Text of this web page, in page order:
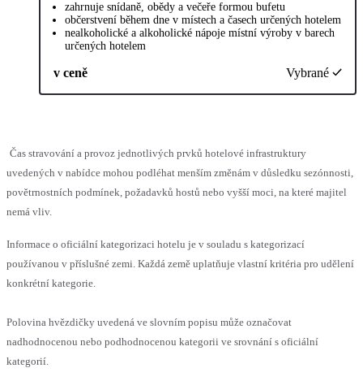
zahrnuje snídaně, obědy a večeře formou bufetu
občerstvení během dne v místech a časech určených hotelem
nealkoholické a alkoholické nápoje místní výroby v barech
určených hotelem
v ceně Vybrané
Čas stravování a provoz jednotlivých prvků hotelové infrastruktury
uvedených v nabídce mohou podléhat menším změnám v důsledku sezónnosti,
povětrnostních podmínek, požadavků hostů nebo vyšší moci, na které majitel
nemá vliv.
Informace o oficiální kategorizaci hotelu je v souladu s kategorizací
používanou v příslušné zemi. Každá země uplatňuje vlastní kritéria pro udělení
konkrétní kategorie.
Polovina hvězdičky uvedená ve slovním popisu může označovat
nadhodnocenou nebo podhodnocenou kategorii ve srovnání s oficiální
kategorií.